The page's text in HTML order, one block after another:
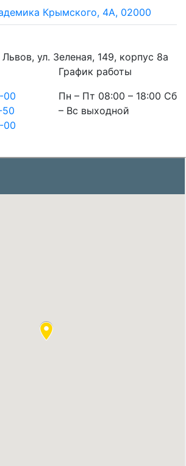
Крымского, 4А, 02000
ул. Зеленая, 149, корпус 8а
00
50
00
График работы
Пн – Пт 08:00 – 18:00 Сб
– Вс выходной